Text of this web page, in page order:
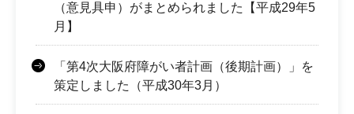
（意見具申）がまとめられました【平成29年5
月】
「第4次大阪府障がい者計画（後期計画）」を
策定しました（平成30年3月）